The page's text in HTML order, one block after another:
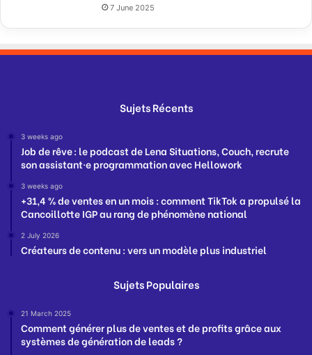
7 June 2025
Sujets Récents
3 weeks ago
Job de rêve : le podcast de Lena Situations, Couch, recrute
son assistant·e programmation avec Hellowork
3 weeks ago
+31,4 % de ventes en un mois : comment TikTok a propulsé la
Cancoillotte IGP au rang de phénomène national
2 July 2026
Créateurs de contenu : vers un modèle plus industriel
Sujets Populaires
21 March 2025
Comment générer plus de ventes et de profits grâce aux
systèmes de génération de leads ?